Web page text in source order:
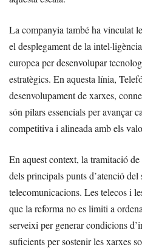
La companyia també ha vinculat
el desplegament de la
europea per desenvolupar
estratègics. En aquesta línia,
desenvolupament de xarxes,
són pilars essencials per avançar
competitiva i alineada amb els
En aquest context, la tramitació
dels principals punts d’atenció del
telecomunicacions. Les telecos i
que la reforma no es limiti a
serveixi per generar condicions
suficients per sostenir les xarxes